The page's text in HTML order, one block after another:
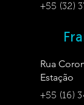
+55 (32)
Rua
Estação
+55 (16)